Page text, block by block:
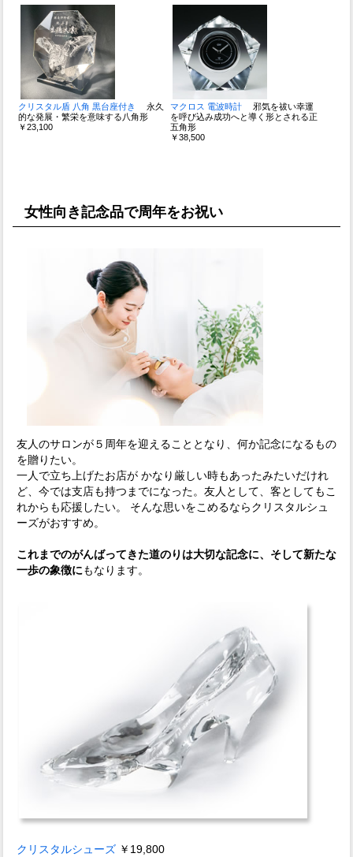
クリスタル盾 八角 黒台座付き
永久
的な発展・繁栄を意味する八角形
￥23,100
マクロス 電波時計
邪気を祓い幸運
を呼び込み成功へと導く形とされる正
五角形
￥38,500
女性向き記念品で周年をお祝い
友人のサロンが５周年を迎えることとなり、何か記念になるもの
を贈りたい。
一人で立ち上げたお店が かなり厳しい時もあったみたいだけれ
ど、今では支店も持つまでになった。友人として、客としてもこ
れからも応援したい。 そんな思いをこめるならクリスタルシュ
ーズがおすすめ。
これまでのがんばってきた道のりは大切な記念に、そして新たな
一歩の象徴に もなります。
クリスタルシューズ￥19,800